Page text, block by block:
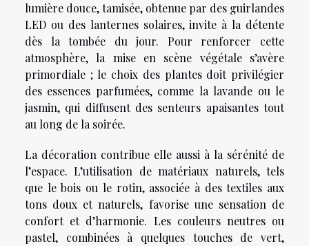
lumière douce, tamisée, obtenue par des guirlandes
LED ou des lanternes solaires, invite à la détente
dès la tombée du jour. Pour renforcer cette
atmosphère, la mise en scène végétale s’avère
primordiale ; le choix des plantes doit privilégier
des essences parfumées, comme la lavande ou le
jasmin, qui diffusent des senteurs apaisantes tout
au long de la soirée.
La décoration contribue elle aussi à la sérénité de
l’espace. L’utilisation de matériaux naturels, tels
que le bois ou le rotin, associée à des textiles aux
tons doux et naturels, favorise une sensation de
confort et d’harmonie. Les couleurs neutres ou
pastel, combinées à quelques touches de vert,